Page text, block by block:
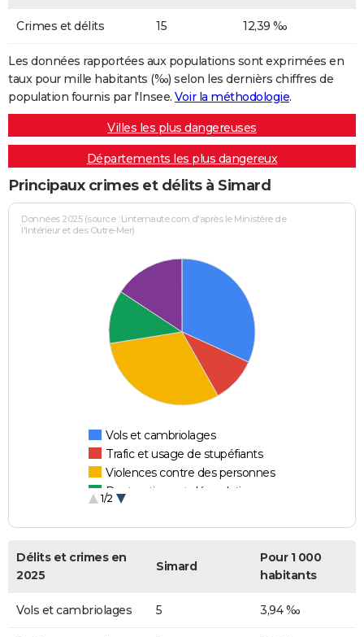
Crimes et délits 15 12,39 ‰
Les données rapportées aux populations sont exprimées en
taux pour mille habitants (‰) selon les dernièrs chiffres de
population fournis par l'Insee. Voir la méthodologie.
Villes les plus dangereuses
Départements les plus dangereux
Principaux crimes et délits à Simard
Données 2025 (source : Linternaute.com d'après le Ministère de
l'Intérieur et des Outre-Mer)
Vols et cambriolages
Trafic et usage de stupéfiants
Violences contre des personnes
Destructions et dégradations
1/2
Délits et crimes en
2025
Simard
Pour 1 000
habitants
Vols et cambriolages 5 3,94 ‰